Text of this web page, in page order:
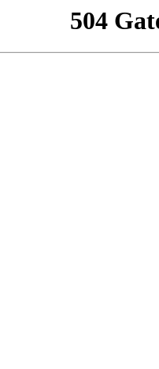
504